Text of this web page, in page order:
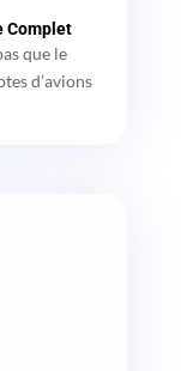
Complet
que le
d’avions